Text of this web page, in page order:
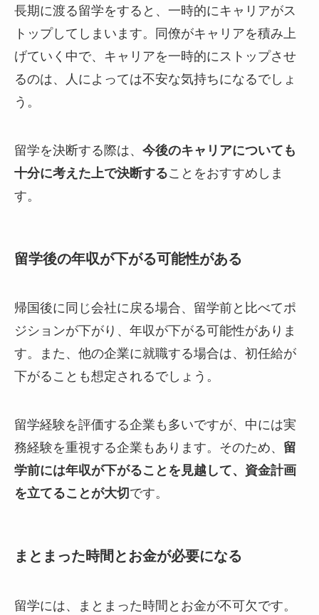
長期に渡る留学をすると、一時的にキャリアがス
トップしてしまいます。同僚がキャリアを積み上
げていく中で、キャリアを一時的にストップさせ
るのは、人によっては不安な気持ちになるでしょ
う。
留学を決断する際は、 今後のキャリアについても
十分に考えた上で決断することをおすすめしま
す。
留学後の年収が下がる可能性がある
帰国後に同じ会社に戻る場合、留学前と比べてポ
ジションが下がり、年収が下がる可能性がありま
す。また、他の企業に就職する場合は、初任給が
下がることも想定されるでしょう。
留学経験を評価する企業も多いですが、中には実
務経験を重視する企業もあります。そのため、 留
学前には年収が下がることを見越して、資金計画
を立てることが大切です。
まとまった時間とお金が必要になる
留学には、まとまった時間とお金が不可欠です。